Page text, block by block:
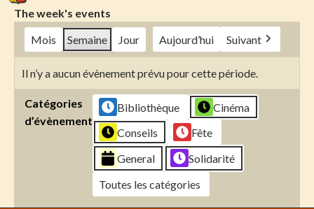
The week's events
Mois
Semaine Jour Aujourd’hui Suivant
Il n’y a aucun évènement prévu pour cette période.
Catégories
d’évènement
Bibliothèque
Cinéma
Conseils
Fête
General
Solidarité
Toutes les catégories